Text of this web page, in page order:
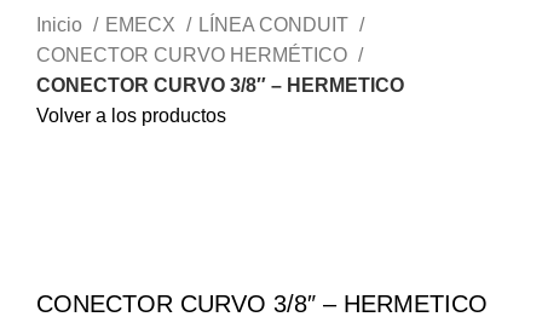
Inicio EMECX
LÍNEA CONDUIT
CONECTOR CURVO HERMÉTICO
CONECTOR CURVO 3/8″ – HERMETICO
Volver a los productos
CONECTOR CURVO 3/8″ – HERMETICO